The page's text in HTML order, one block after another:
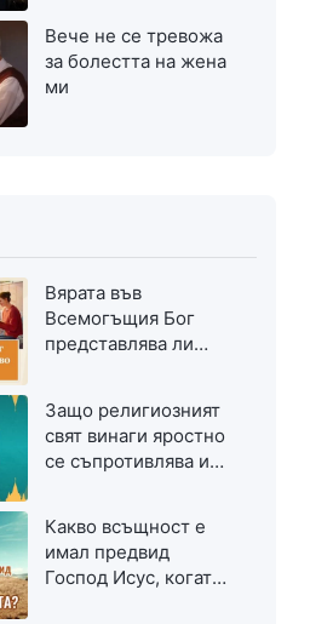
Вече не се тревожа
за болестта на жена
ми
Вярата във
Всемогъщия Бог
представлява ли
Защо религиозният
свят винаги яростно
се съпротивлява и
Какво всъщност е
имал предвид
Господ Исус, когато